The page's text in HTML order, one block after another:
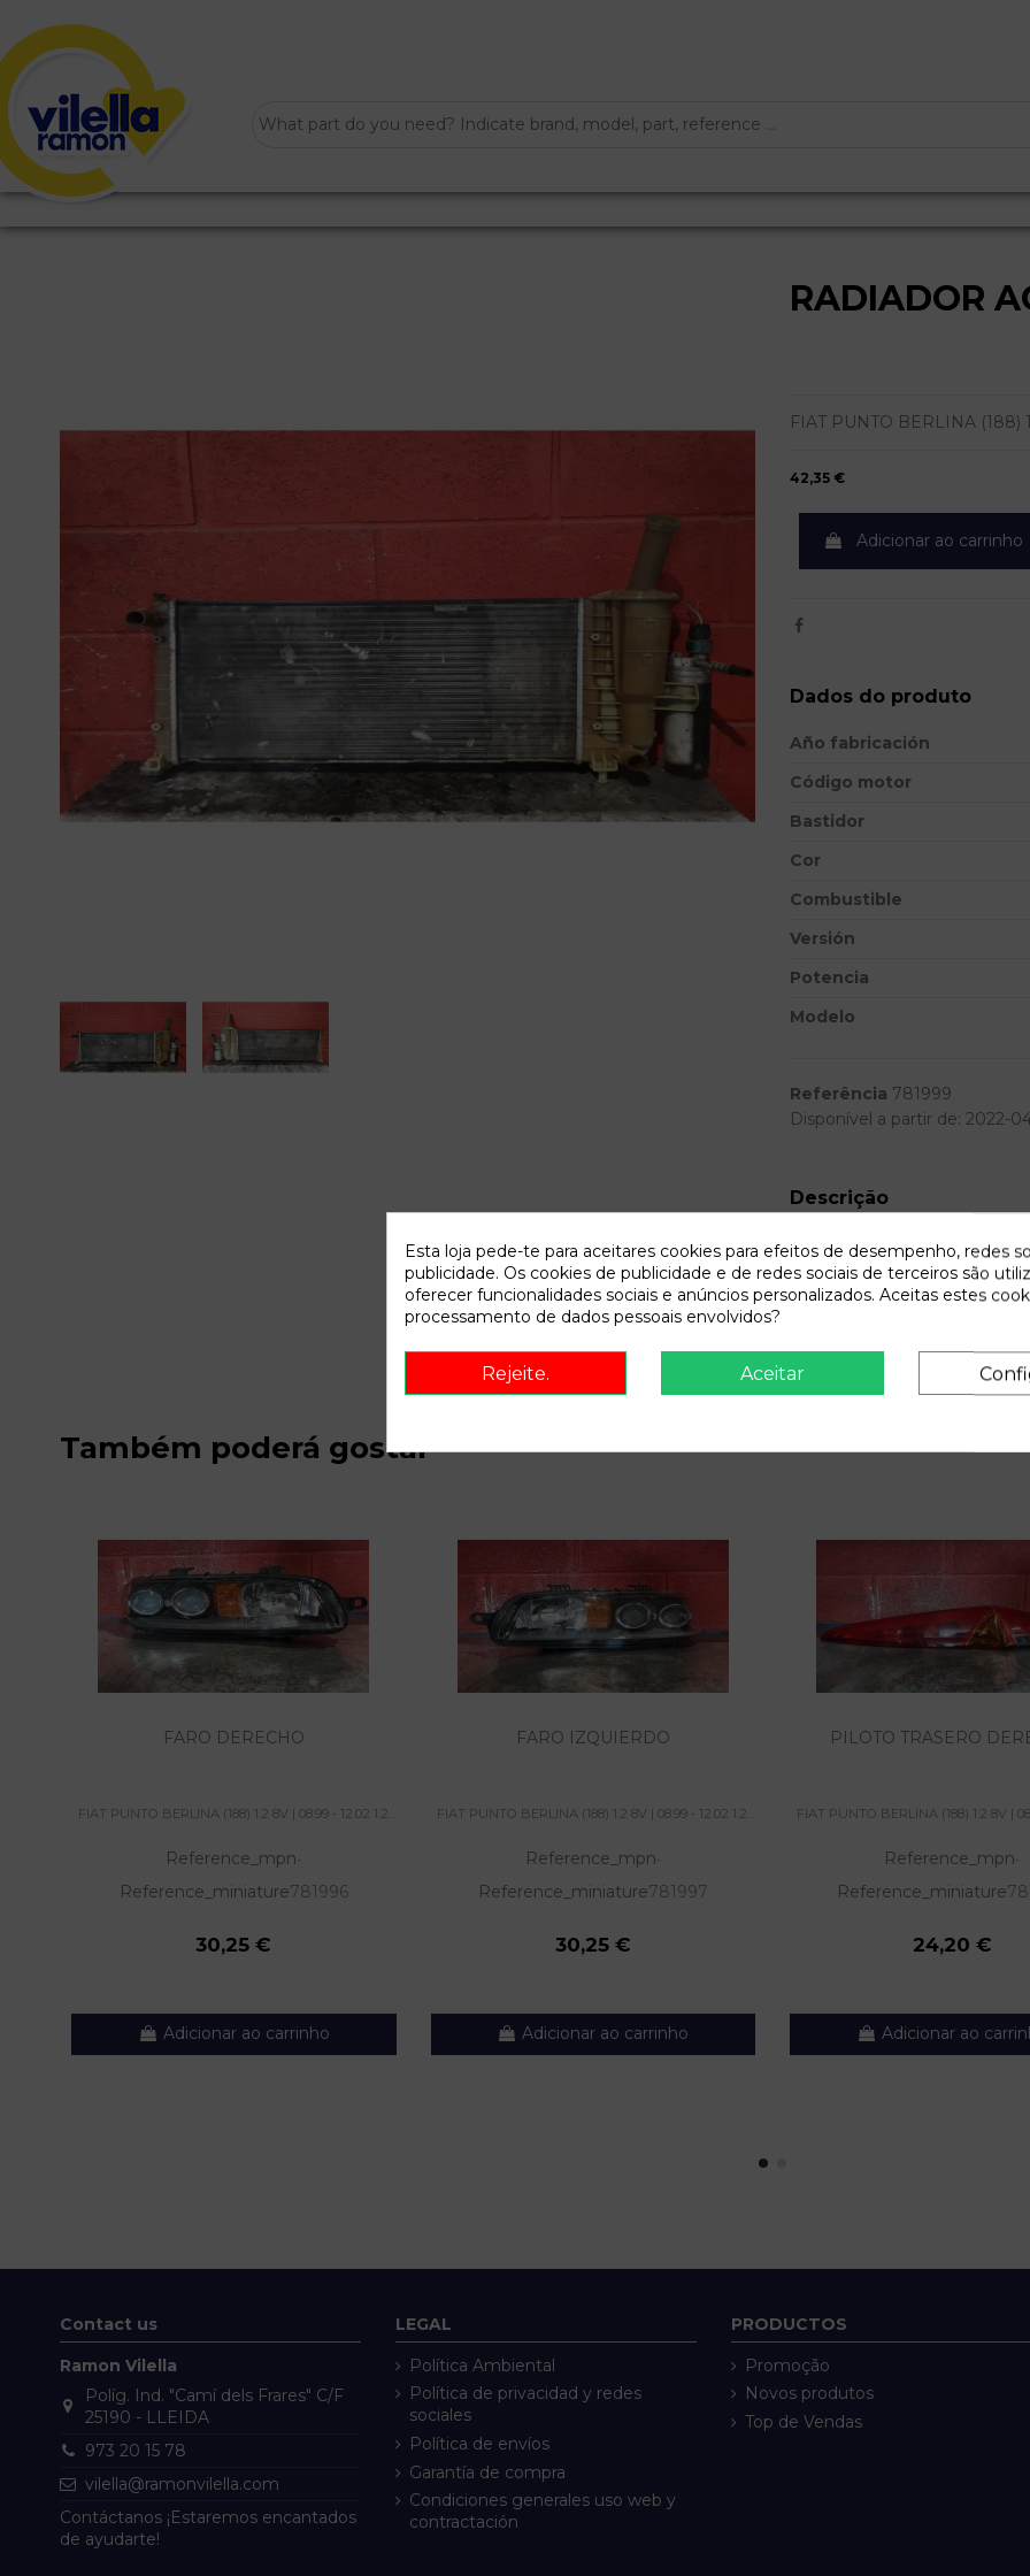
RADIADOR
FIAT PUNTO BERLINA (188)
42,35 €
Adicionar ao carrinho
Dados do produto
Año fabricación
Código motor
Bastidor
Cor
Combustible
Versión
Potencia
Modelo
Referência 781999
Disponível a partir de: 2022-
Descrição
Recambio de radiador agua
08.99 - 12.02 referencia OEM
Também poderá gostar
FARO DERECHO
FIAT PUNTO BERLINA (188) 1.2 8V | 08.99 - 12.02 1.2...
Reference_mpn-
Reference_miniature781996
30,25 €
Adicionar ao carrinho
FARO IZQUIERDO
FIAT PUNTO BERLINA (188) 1.2 8V | 08.99 - 12.02 1.2...
Reference_mpn-
Reference_miniature781997
30,25 €
Adicionar ao carrinho
PILOTO TRASERO
FIAT PUNTO BERLINA (188) 1.2 8V |
Reference_mpn-
Reference_miniature
24,20 €
Adicionar ao
Contact us
Ramon Vilella
Políg. Ind. "Camí dels Frares" C/F
25190 - LLEIDA
973 20 15 78
vilella@ramonvilella.com
Contáctanos ¡Estaremos encantados
de ayudarte!
LEGAL
Política Ambiental
Política de privacidad y redes
sociales
Política de envíos
Garantía de compra
Condiciones generales uso web y
contractación
PRODUCTOS
Promoção
Novos produtos
Top de Vendas
Esta loja pede-te para aceitares cookies para efeitos de desempenho, redes
publicidade. Os cookies de publicidade e de redes sociais de terceiros são
oferecer funcionalidades sociais e anúncios personalizados. Aceitas estes
processamento de dados pessoais envolvidos?
Rejeite. Aceitar